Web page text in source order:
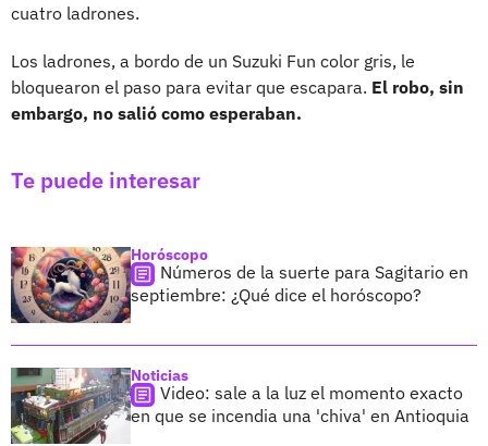
cuatro ladrones.
Los ladrones, a bordo de un Suzuki Fun color gris, le
bloquearon el paso para evitar que escapara. El robo, sin
embargo, no salió como esperaban.
Te puede interesar
Horóscopo
Números de la suerte para Sagitario en
septiembre: ¿Qué dice el horóscopo?
Noticias
Video: sale a la luz el momento exacto
en que se incendia una 'chiva' en Antioquia